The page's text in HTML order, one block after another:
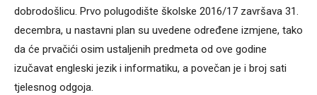
dobrodošlicu. Prvo polugodište školske 2016/17 završava 31.
decembra, u nastavni plan su uvedene određene izmjene, tako
da će prvačići osim ustaljenih predmeta od ove godine
izučavat engleski jezik i informatiku, a povečan je i broj sati
tjelesnog odgoja.